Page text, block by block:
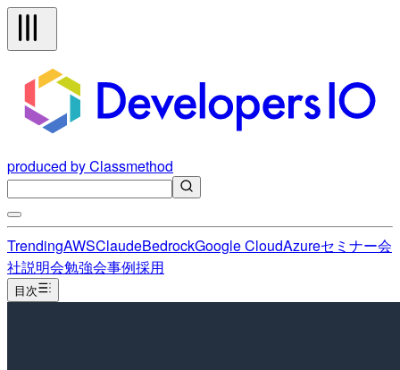
produced by Classmethod
TrendingAWSClaudeBedrockGoogle CloudAzureセミナー会
社説明会勉強会事例採用
目次